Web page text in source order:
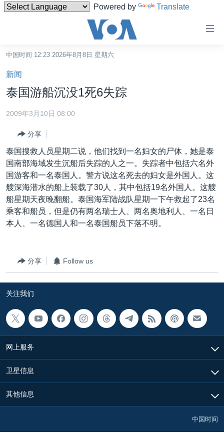
Powered by Translate
碍
链
接
跳
转
容
跳
转
到
导
航
港澳
国际
最新国际新闻
印太
中东
欧洲
美洲
全球议题
分类新闻
经济·金融·贸易
人权·法律·宗教
科教·文娱·体健
劳工
环境
美中关系
热点专题
白宫要闻
美中关系
美国建国250周年
埃博拉疫情
美国之音专访
重要讲话与声明
南中国海争端
关注西藏
关注新疆
VOA视频
中文广播
关注我们
其他语言网站
中国时间 12:23 2026年8月8日 星期六
新闻
泰国游船沉没1死6失踪
2009年3月10日 08:00
分享
泰国搜救人员星期二说，他们找到一名妇女的尸体，她是泰
国南部海域发生沉船后失踪的人之一。失踪者中包括六名外
国游客和一名泰国人。警方说这名死去的妇女是外国人。这
艘深海潜水的船上装载了30人，其中包括19名外国人。这艘
船星期天夜晚翻船。泰国海军陆战队星期一下午救起了23名
乘客和船员，但是仍有两名瑞士人、两名奥地利人、一名日
本人、一名德国人和一名泰国船员下落不明。
分享 Follow us
关注我们
网上服务
卫星信息
其他信息
中国时间